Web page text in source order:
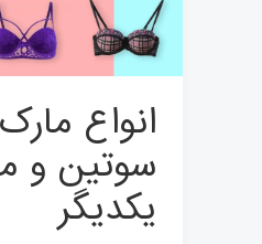
انواع
سوتین و
یکدیگر
مقایسه
آنها
یکدیگر